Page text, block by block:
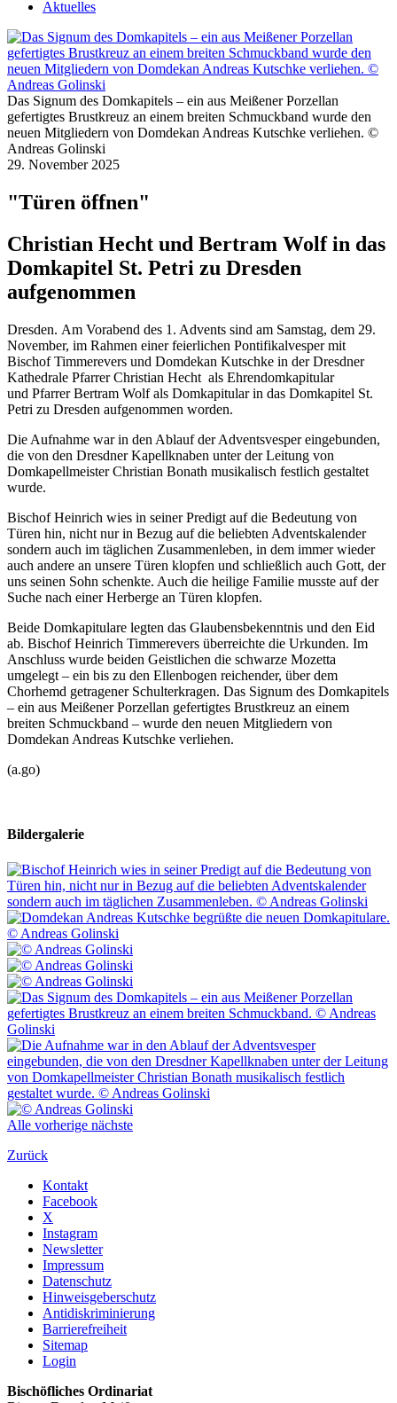
Aktuelles
Das Signum des Domkapitels – ein aus Meißener Porzellan
gefertigtes Brustkreuz an einem breiten Schmuckband wurde den
neuen Mitgliedern von Domdekan Andreas Kutschke verliehen. ©
Andreas Golinski
29. November 2025
"Türen öffnen"
Christian Hecht und Bertram Wolf in das
Domkapitel St. Petri zu Dresden
aufgenommen
Dresden. Am Vorabend des 1. Advents sind am Samstag, dem 29.
November, im Rahmen einer feierlichen Pontifikalvesper mit
Bischof Timmerevers und Domdekan Kutschke in der Dresdner
Kathedrale Pfarrer Christian Hecht als Ehrendomkapitular
und Pfarrer Bertram Wolf als Domkapitular in das Domkapitel St.
Petri zu Dresden aufgenommen worden.
Die Aufnahme war in den Ablauf der Adventsvesper eingebunden,
die von den Dresdner Kapellknaben unter der Leitung von
Domkapellmeister Christian Bonath musikalisch festlich gestaltet
wurde.
Bischof Heinrich wies in seiner Predigt auf die Bedeutung von
Türen hin, nicht nur in Bezug auf die beliebten Adventskalender
sondern auch im täglichen Zusammenleben, in dem immer wieder
auch andere an unsere Türen klopfen und schließlich auch Gott, der
uns seinen Sohn schenkte. Auch die heilige Familie musste auf der
Suche nach einer Herberge an Türen klopfen.
Beide Domkapitulare legten das Glaubensbekenntnis und den Eid
ab. Bischof Heinrich Timmerevers überreichte die Urkunden. Im
Anschluss wurde beiden Geistlichen die schwarze Mozetta
umgelegt – ein bis zu den Ellenbogen reichender, über dem
Chorhemd getragener Schulterkragen. Das Signum des Domkapitels
– ein aus Meißener Porzellan gefertigtes Brustkreuz an einem
breiten Schmuckband – wurde den neuen Mitgliedern von
Domdekan Andreas Kutschke verliehen.
(a.go)
Bildergalerie
Alle vorherige nächste
Zurück
Kontakt
Facebook
X
Instagram
Newsletter
Impressum
Datenschutz
Hinweisgeberschutz
Antidiskriminierung
Barrierefreiheit
Sitemap
Login
Bischöfliches Ordinariat